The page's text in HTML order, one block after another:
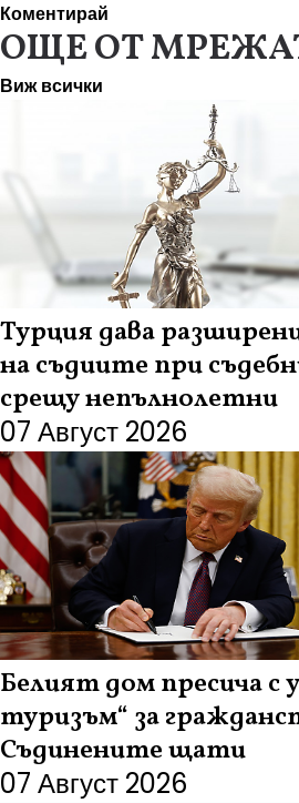
Коментирай
ОЩЕ ОТ
Виж всички
Турция дава
на съдиите при
срещу непълнолетни
07 Август 2026
Белият дом пресича с
туризъм“ за
Съдинените щати
07 Август 2026